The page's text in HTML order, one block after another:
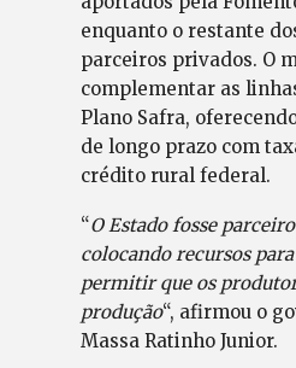
enquanto o restante
parceiros privados. O
complementar as
Plano Safra,
de longo prazo com
crédito rural federal.
“O Estado fosse
colocando recursos
permitir que os
produção“, afirmou o
Massa Ratinho Junior.